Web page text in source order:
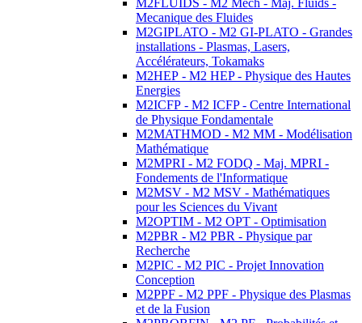
M2FLUIDS - M2 Mech - Maj. Fluids -
Mecanique des Fluides
M2GIPLATO - M2 GI-PLATO - Grandes
installations - Plasmas, Lasers,
Accélérateurs, Tokamaks
M2HEP - M2 HEP - Physique des Hautes
Energies
M2ICFP - M2 ICFP - Centre International
de Physique Fondamentale
M2MATHMOD - M2 MM - Modélisation
Mathématique
M2MPRI - M2 FODQ - Maj. MPRI -
Fondements de l'Informatique
M2MSV - M2 MSV - Mathématiques
pour les Sciences du Vivant
M2OPTIM - M2 OPT - Optimisation
M2PBR - M2 PBR - Physique par
Recherche
M2PIC - M2 PIC - Projet Innovation
Conception
M2PPF - M2 PPF - Physique des Plasmas
et de la Fusion